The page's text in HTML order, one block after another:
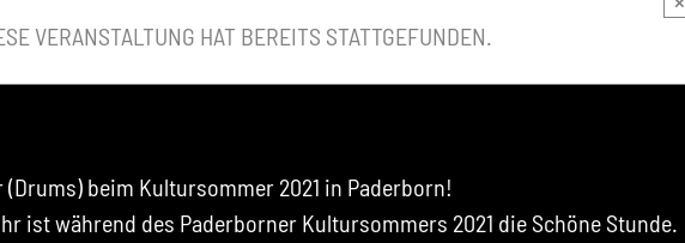
VERANSTALTUNG HAT BEREITS STATTGEFUNDEN.
beim Kultursommer 2021 in Paderborn!
ist während des Paderborner Kultursommers 2021 die Schöne Stunde.